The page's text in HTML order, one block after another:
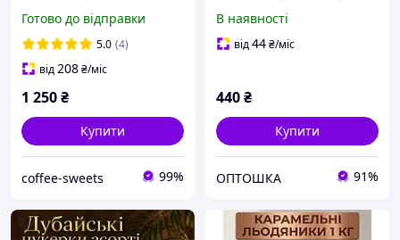
Готово до відправки
5.0 (4)
від208₴/міс
1 250₴
Купити
coffee-sweets 99%
В наявності
від44₴/міс
440₴
Купити
ОПТОШКА 91%